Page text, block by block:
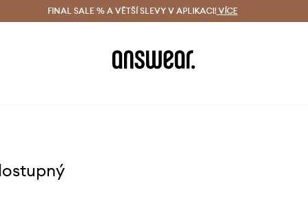
zdarma (od 1800 Kč) Doručení i do 24 h
FINAL SALE % A VĚTŠÍ SLEVY V APLIKACI! VÍCE